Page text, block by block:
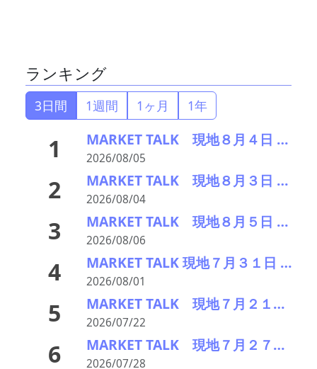
ランキング
3日間 1週間 1ヶ月 1年
1 MARKET TALK 現地８月４日 全面高、原油安・欧米の株高からCuは大幅続伸
2026/08/05
2 MARKET TALK 現地８月３日 Cu・Alは中東情勢不安の後退で反発、Niは続落
2026/08/04
3 MARKET TALK 現地８月５日 Cu・AlはNYダウ続伸を受け小幅続伸、Niは下落
2026/08/06
4 MARKET TALK 現地７月３１日 Cu Al Niは軒並み小反落、中国PMIの50割れで
2026/08/01
5 MARKET TALK 現地７月２１日 鉛除いて揃って上昇。半導体関連株牽引の株高で
2026/07/22
6 MARKET TALK 現地７月２７日 Cu・Alは中東情勢の緊張緩和期待で堅調、Niは反落
2026/07/28